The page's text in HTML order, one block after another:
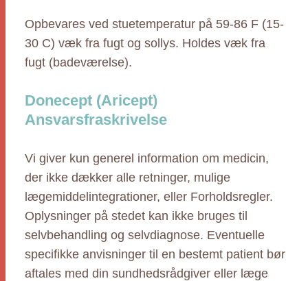
Opbevares ved stuetemperatur på 59-86 F (15-
30 C) væk fra fugt og sollys. Holdes væk fra
fugt (badeværelse).
Donecept (Aricept)
Ansvarsfraskrivelse
Vi giver kun generel information om medicin,
der ikke dækker alle retninger, mulige
lægemiddelintegrationer, eller Forholdsregler.
Oplysninger på stedet kan ikke bruges til
selvbehandling og selvdiagnose. Eventuelle
specifikke anvisninger til en bestemt patient bør
aftales med din sundhedsrådgiver eller læge